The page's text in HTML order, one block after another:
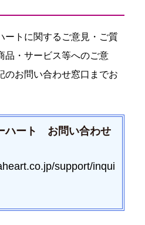
ートに関するご意見・ご質
品・サービス等へのご意
のお問い合わせ窓口までお
ハート お問い合わせ
support/inqui